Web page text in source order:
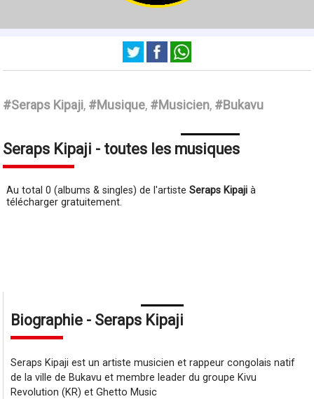
#Seraps Kipaji, #Musique, #Musicien, #Bukavu
Seraps Kipaji - toutes les musiques
Au total 0 (albums & singles) de l'artisteSeraps Kipaji à
télécharger gratuitement.
Biographie - Seraps Kipaji
Seraps Kipaji est un artiste musicien et rappeur congolais natif
de la ville de Bukavu et membre leader du groupe Kivu
Revolution (KR) et Ghetto Music